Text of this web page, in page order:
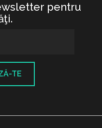
pentru
TE